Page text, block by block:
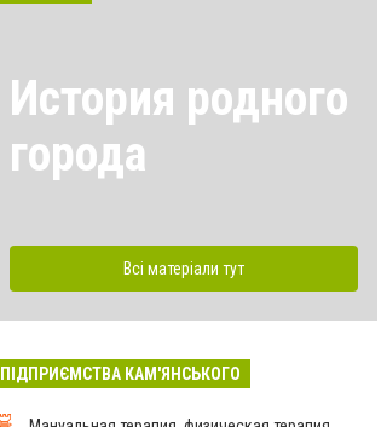
История родного
города
Всі матеріали тут
ПІДПРИЄМСТВА КАМ'ЯНСЬКОГО